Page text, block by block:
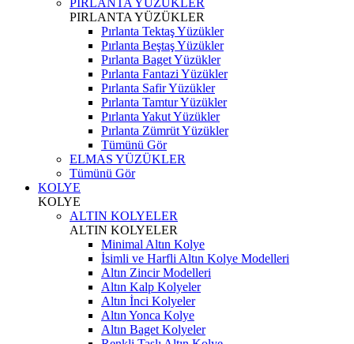
PIRLANTA YÜZÜKLER
PIRLANTA YÜZÜKLER
Pırlanta Tektaş Yüzükler
Pırlanta Beştaş Yüzükler
Pırlanta Baget Yüzükler
Pırlanta Fantazi Yüzükler
Pırlanta Safir Yüzükler
Pırlanta Tamtur Yüzükler
Pırlanta Yakut Yüzükler
Pırlanta Zümrüt Yüzükler
Tümünü Gör
ELMAS YÜZÜKLER
Tümünü Gör
KOLYE
KOLYE
ALTIN KOLYELER
ALTIN KOLYELER
Minimal Altın Kolye
İsimli ve Harfli Altın Kolye Modelleri
Altın Zincir Modelleri
Altın Kalp Kolyeler
Altın İnci Kolyeler
Altın Yonca Kolye
Altın Baget Kolyeler